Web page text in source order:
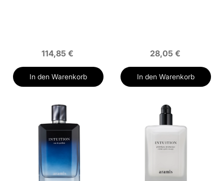
114,85 €
In den Warenkorb
28,05 €
In den Warenkorb